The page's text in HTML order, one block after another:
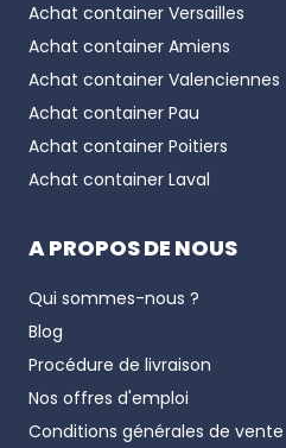
Achat container Versailles
Achat container Amiens
Achat container Valenciennes
Achat container Pau
Achat container Poitiers
Achat container Laval
A PROPOS DE NOUS
Qui sommes-nous ?
Blog
Procédure de livraison
Nos offres d'emploi
Conditions générales de vente